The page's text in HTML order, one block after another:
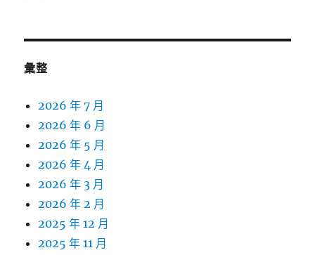
彙整
2026 年 7 月
2026 年 6 月
2026 年 5 月
2026 年 4 月
2026 年 3 月
2026 年 2 月
2025 年 12 月
2025 年 11 月